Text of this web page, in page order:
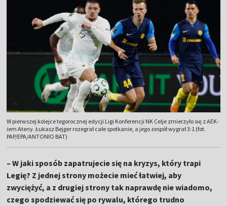
W pierwszej kolejce tegorocznej edycji Ligi Konferencji NK Celje zmierzyło się z AEK-
iem Ateny. Łukasz Bejger rozegrał całe spotkanie, a jego zespół wygrał 3:1 (fot.
PAP/EPA/ANTONIO BAT)
– W jaki sposób zapatrujecie się na kryzys, który trapi
Legię? Z jednej strony możecie mieć łatwiej, aby
zwyciężyć, a z drugiej strony tak naprawdę nie wiadomo,
czego spodziewać się po rywalu, którego trudno